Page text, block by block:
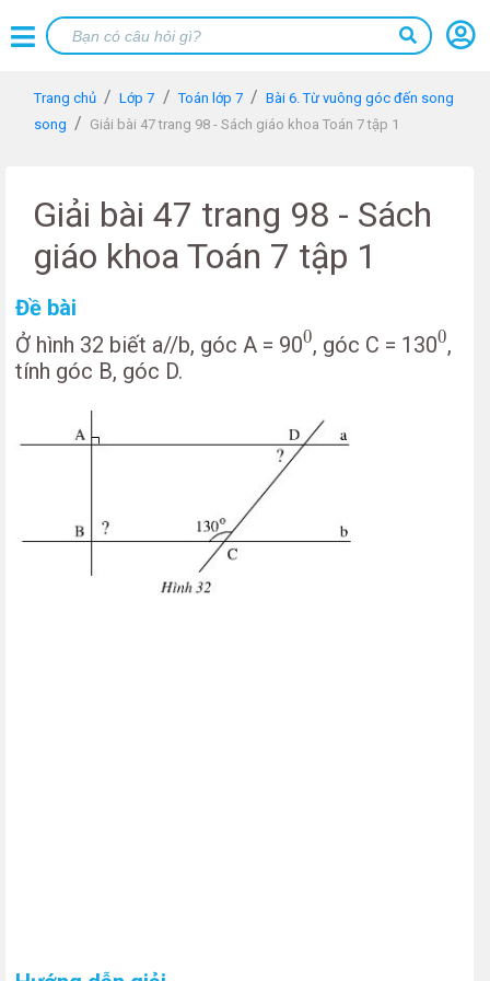
Trang chủ Lớp 7 Toán lớp 7
Bài 6. Từ vuông góc đến song
song
Giải bài 47 trang 98 - Sách giáo khoa Toán 7 tập 1
Giải bài 47 trang 98 - Sách
giáo khoa Toán 7 tập 1
Đề bài
Ở hình 32 biết a//b, góc A = 900
0, góc C = 1300
0,
tính góc B, góc D.